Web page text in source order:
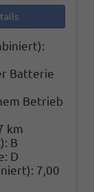
Batterie
Betrieb
km
B
D
7,00